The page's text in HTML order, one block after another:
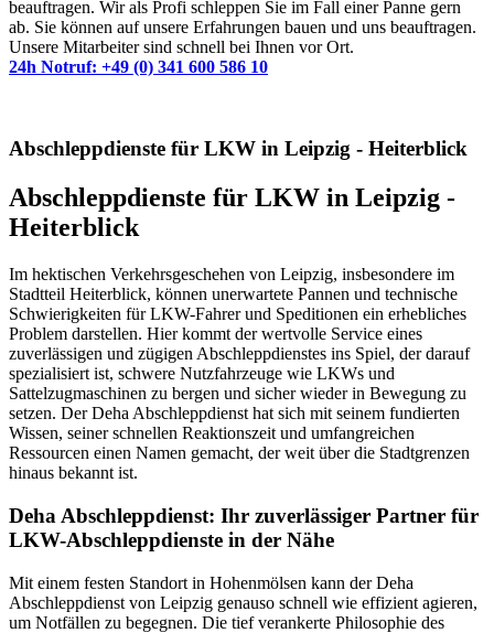
beauftragen. Wir als Profi schleppen Sie im Fall einer Panne gern
ab. Sie können auf unsere Erfahrungen bauen und uns beauftragen.
Unsere Mitarbeiter sind schnell bei Ihnen vor Ort.
24h Notruf: +49 (0) 341 600 586 10
Abschleppdienste für LKW in Leipzig - Heiterblick
Abschleppdienste für LKW in Leipzig -
Heiterblick
Im hektischen Verkehrsgeschehen von Leipzig, insbesondere im
Stadtteil Heiterblick, können unerwartete Pannen und technische
Schwierigkeiten für LKW-Fahrer und Speditionen ein erhebliches
Problem darstellen. Hier kommt der wertvolle Service eines
zuverlässigen und zügigen Abschleppdienstes ins Spiel, der darauf
spezialisiert ist, schwere Nutzfahrzeuge wie LKWs und
Sattelzugmaschinen zu bergen und sicher wieder in Bewegung zu
setzen. Der Deha Abschleppdienst hat sich mit seinem fundierten
Wissen, seiner schnellen Reaktionszeit und umfangreichen
Ressourcen einen Namen gemacht, der weit über die Stadtgrenzen
hinaus bekannt ist.
Deha Abschleppdienst: Ihr zuverlässiger Partner für
LKW-Abschleppdienste in der Nähe
Mit einem festen Standort in Hohenmölsen kann der Deha
Abschleppdienst von Leipzig genauso schnell wie effizient agieren,
um Notfällen zu begegnen. Die tief verankerte Philosophie des